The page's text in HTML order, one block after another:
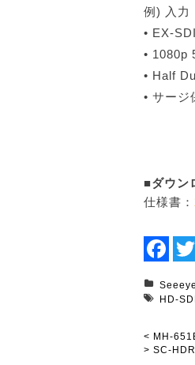
例) 入力
• EX-
• 1080p
• Half
• サージ
■ダウン
仕様書：
HD-SDI
< MH-
> SC-